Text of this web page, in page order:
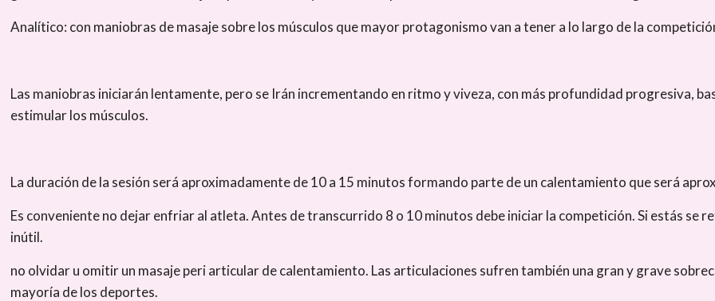
Analítico: con maniobras de masaje sobre los músculos que mayor protagonismo van a tener a lo largo de la
Las maniobras iniciarán lentamente, pero se Irán incrementando en ritmo y viveza, con más profundidad progresiva,
estimular los músculos.
La duración de la sesión será aproximadamente de 10 a 15 minutos formando parte de un calentamiento que será
Es conveniente no dejar enfriar al atleta. Antes de transcurrido 8 o 10 minutos debe iniciar la competición. Si estás se
inútil.
no olvidar u omitir un masaje peri articular de calentamiento. Las articulaciones sufren también una gran y grave
mayoría de los deportes.